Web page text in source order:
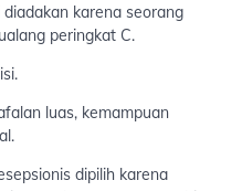
karena seorang
peringkat C.
luas, kemampuan
dipilih karena